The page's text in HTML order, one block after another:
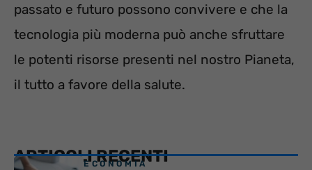
passato e futuro possono convivere e che la
tecnologia più moderna può anche sfruttare
le potenti risorse presenti nel nostro Pianeta,
il tutto a favore della salute.
ARTICOLI RECENTI
ECONOMIA